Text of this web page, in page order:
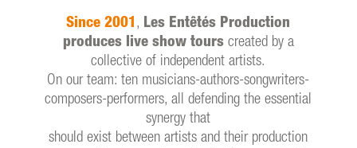
Since 2001 , Les Entêtés Production
produces live show tourscreated by a
collective of independent artists.
On our team: ten musicians-authors-songwriters-
composers-performers, all defending the essential
synergy that
should exist between artists and their production